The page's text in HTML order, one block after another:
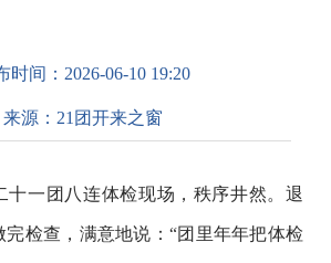
时间： 2026-06-10 19:20
来源： 21团开来之窗
十一团八连体检现场，秩序井然。退
检查，满意地说：“团里年年把体检